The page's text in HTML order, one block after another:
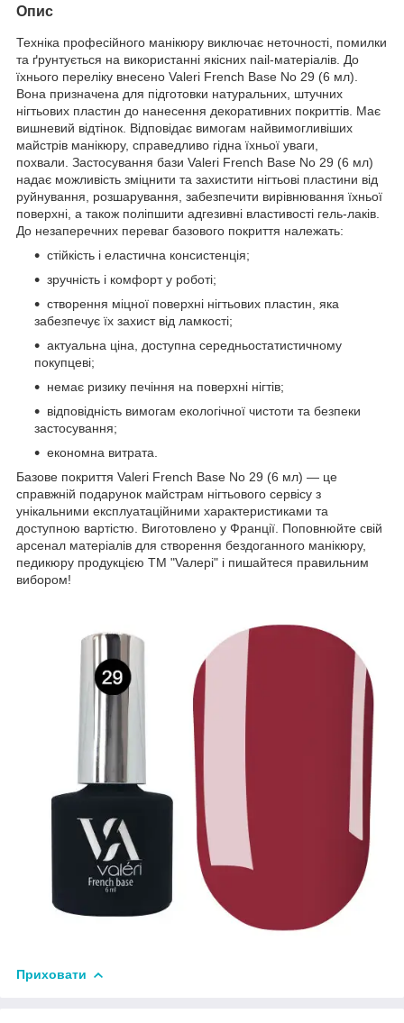
Опис
Техніка професійного манікюру виключає неточності, помилки
та ґрунтується на використанні якісних nail-матеріалів. До
їхнього переліку внесено Valeri French Base No 29 (6 мл).
Вона призначена для підготовки натуральних, штучних
нігтьових пластин до нанесення декоративних покриттів. Має
вишневий відтінок. Відповідає вимогам найвимогливіших
майстрів манікюру, справедливо гідна їхньої уваги,
похвали. Застосування бази Valeri French Base No 29 (6 мл)
надає можливість зміцнити та захистити нігтьові пластини від
руйнування, розшарування, забезпечити вирівнювання їхньої
поверхні, а також поліпшити адгезивні властивості гель-лаків.
До незаперечних переваг базового покриття належать:
стійкість і еластична консистенція;
зручність і комфорт у роботі;
створення міцної поверхні нігтьових пластин, яка
забезпечує їх захист від ламкості;
актуальна ціна, доступна середньостатистичному
покупцеві;
немає ризику печіння на поверхні нігтів;
відповідність вимогам екологічної чистоти та безпеки
застосування;
економна витрата.
Базове покриття Valeri French Base No 29 (6 мл) — це
справжній подарунок майстрам нігтьового сервісу з
унікальними експлуатаційними характеристиками та
доступною вартістю. Виготовлено у Франції. Поповнюйте свій
арсенал матеріалів для створення бездоганного манікюру,
педикюру продукцією ТМ "Vaлерi" і пишайтеся правильним
вибором!
Приховати